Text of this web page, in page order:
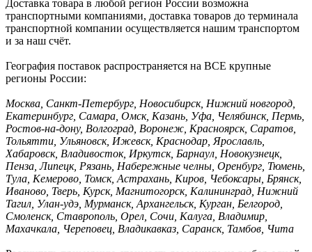
Доставка товара в любой регион России возможна
транспортными компаниями, доставка товаров до терминала
транспортной компании осуществляется нашим транспортом
и за наш счёт.
География поставок распространяется на ВСЕ крупные
регионы России:
Москва, Санкт-Петербург, Новосибирск, Нижний новгород,
Екатеринбург, Самара, Омск, Казань, Уфа, Челябинск, Пермь,
Ростов-на-дону, Волгоград, Воронеж, Красноярск, Саратов,
Тольятти, Ульяновск, Ижевск, Краснодар, Ярославль,
Хабаровск, Владивосток, Иркутск, Барнаул, Новокузнецк,
Пенза, Липецк, Рязань, Набережные челны, Оренбург, Тюмень,
Тула, Кемерово, Томск, Астрахань, Киров, Чебоксары, Брянск,
Иваново, Тверь, Курск, Магнитогорск, Калининград, Нижний
Тагил, Улан-удэ, Мурманск, Архангельск, Курган, Белгород,
Смоленск, Ставрополь, Орел, Сочи, Калуга, Владимир,
Махачкала, Череповец, Владикавказ, Саранск, Тамбов, Чита